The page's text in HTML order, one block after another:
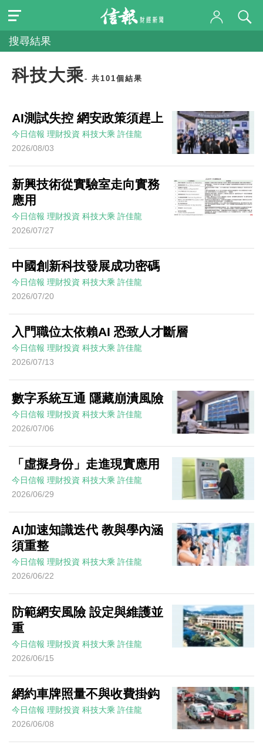
搜尋結果
科技大乘- 共101個結果
AI測試失控 網安政策須趕上
今日信報 理財投資 科技大乘 許佳龍
2026/08/03
新興技術從實驗室走向實務
應用
今日信報 理財投資 科技大乘 許佳龍
2026/07/27
中國創新科技發展成功密碼
今日信報 理財投資 科技大乘 許佳龍
2026/07/20
入門職位太依賴AI 恐致人才斷層
今日信報 理財投資 科技大乘 許佳龍
2026/07/13
數字系統互通 隱藏崩潰風險
今日信報 理財投資 科技大乘 許佳龍
2026/07/06
「虛擬身份」走進現實應用
今日信報 理財投資 科技大乘 許佳龍
2026/06/29
AI加速知識迭代 教與學內涵
須重整
今日信報 理財投資 科技大乘 許佳龍
2026/06/22
防範網安風險 設定與維護並
重
今日信報 理財投資 科技大乘 許佳龍
2026/06/15
網約車牌照量不與收費掛鈎
今日信報 理財投資 科技大乘 許佳龍
2026/06/08